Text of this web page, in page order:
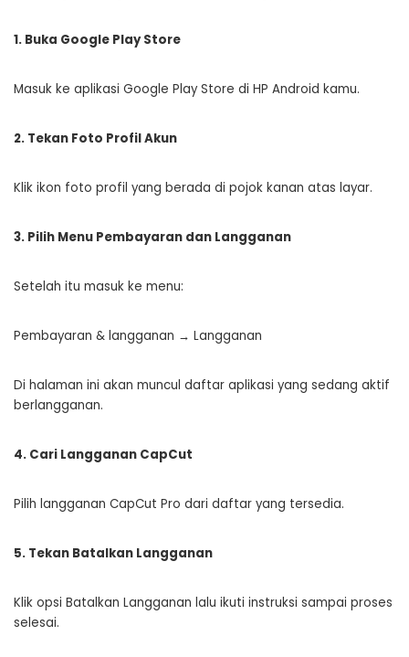
1. Buka Google Play Store
Masuk ke aplikasi Google Play Store di HP Android kamu.
2. Tekan Foto Profil Akun
Klik ikon foto profil yang berada di pojok kanan atas layar.
3. Pilih Menu Pembayaran dan Langganan
Setelah itu masuk ke menu:
Pembayaran & langganan → Langganan
Di halaman ini akan muncul daftar aplikasi yang sedang aktif
berlangganan.
4. Cari Langganan CapCut
Pilih langganan CapCut Pro dari daftar yang tersedia.
5. Tekan Batalkan Langganan
Klik opsi Batalkan Langganan lalu ikuti instruksi sampai proses
selesai.